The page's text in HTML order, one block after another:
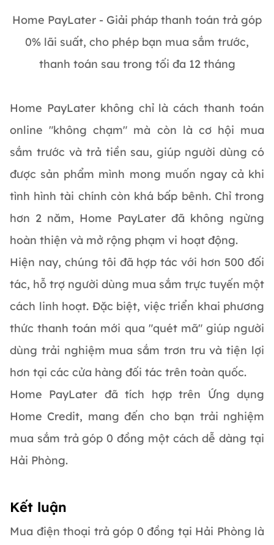
Home PayLater - Giải pháp thanh toán trả góp
0% lãi suất, cho phép bạn mua sắm trước,
thanh toán sau trong tối đa 12 tháng
Home PayLater không chỉ là cách thanh toán
online "không chạm" mà còn là cơ hội mua
sắm trước và trả tiền sau, giúp người dùng có
được sản phẩm mình mong muốn ngay cả khi
tình hình tài chính còn khá bấp bênh. Chỉ trong
hơn 2 năm, Home PayLater đã không ngừng
hoàn thiện và mở rộng phạm vi hoạt động.
Hiện nay, chúng tôi đã hợp tác với hơn 500 đối
tác, hỗ trợ người dùng mua sắm trực tuyến một
cách linh hoạt. Đặc biệt, việc triển khai phương
thức thanh toán mới qua "quét mã" giúp người
dùng trải nghiệm mua sắm trơn tru và tiện lợi
hơn tại các cửa hàng đối tác trên toàn quốc.
Home PayLater đã tích hợp trên Ứng dụng
Home Credit, mang đến cho bạn trải nghiệm
mua sắm trả góp 0 đồng một cách dễ dàng tại
Hải Phòng.
Kết luận
Mua điện thoại trả góp 0 đồng tại Hải Phòng là